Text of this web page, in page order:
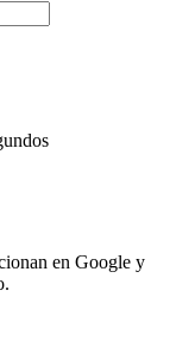
en Google y